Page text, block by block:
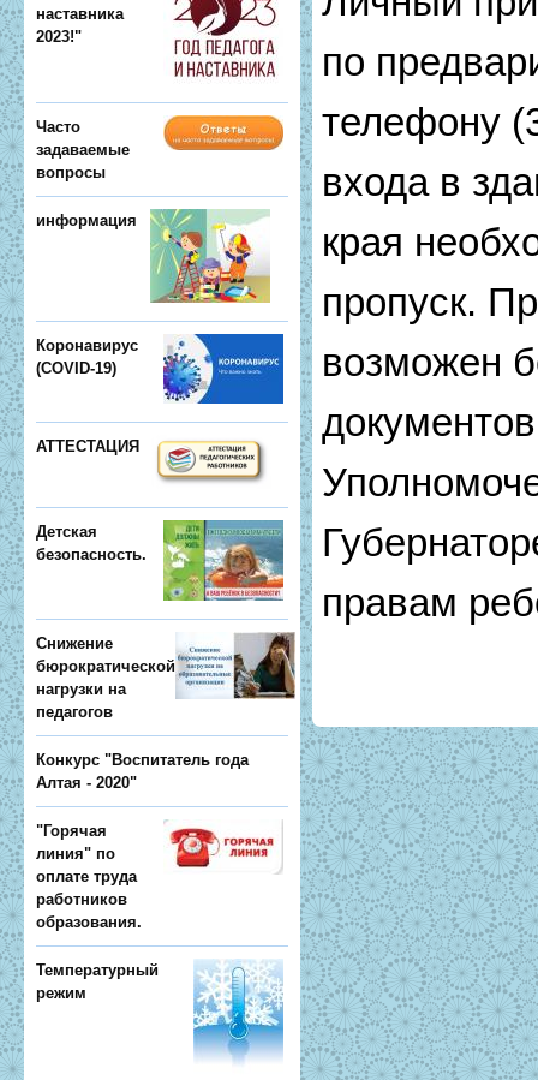
наставника
2023!"
Часто
задаваемые
вопросы
информация
Коронавирус
(COVID-19)
АТТЕСТАЦИЯ
Детская
безопасность.
Снижение
бюрократической
нагрузки на
педагогов
Конкурс "Воспитатель года
Алтая - 2020"
"Горячая
линия" по
оплате труда
работников
образования.
Температурный
режим
по
телефону
входа в
края
пропуск.
возможен
правам